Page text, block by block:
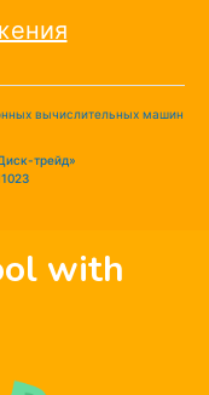
вычислительных машин
трейд»
with